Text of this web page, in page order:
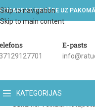
Skip to navigation
Skip to main content
PIEGĀDE UZ
E-pasts
KATEGORIJAS